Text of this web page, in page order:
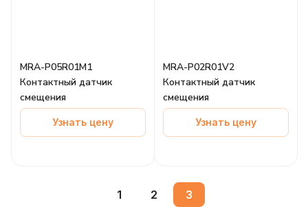
MRA-P05R01M1
Контактный датчик
смещения
Узнать цену
MRA-P02R01V2
Контактный датчик
смещения
Узнать цену
1 2 3